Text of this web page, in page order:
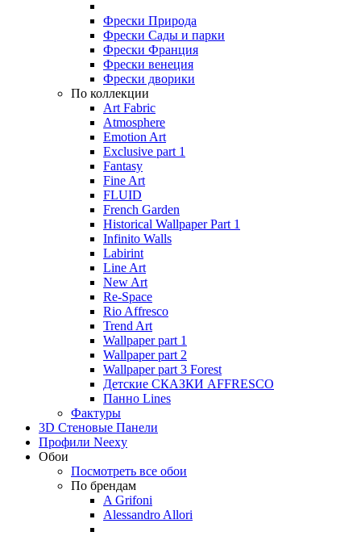
Фрески Природа
Фрески Сады и парки
Фрески Франция
Фрески венеция
Фрески дворики
По коллекции
Art Fabric
Atmosphere
Emotion Art
Exclusive part 1
Fantasy
Fine Art
FLUID
French Garden
Historical Wallpaper Part 1
Infinito Walls
Labirint
Line Art
New Art
Re-Space
Rio Affresco
Trend Art
Wallpaper part 1
Wallpaper part 2
Wallpaper part 3 Forest
Детские СКАЗКИ AFFRESCO
Панно Lines
Фактуры
3D Стеновые Панели
Профили Neexy
Обои
Посмотреть все обои
По брендам
A Grifoni
Alessandro Allori